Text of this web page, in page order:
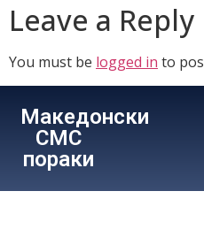
Leave a Reply
You must be logged in to
Македонски
СМС
пораки